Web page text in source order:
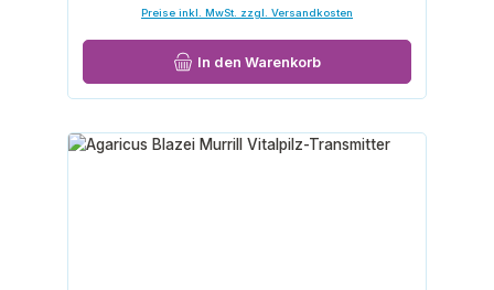
Preise inkl. MwSt. zzgl. Versandkosten
In den Warenkorb